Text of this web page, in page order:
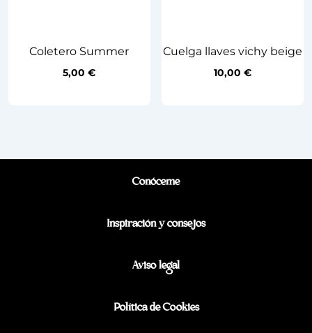
Coletero Summer
5,00€
Cuelga llaves vichy beige
10,00€
Conóceme
Inspiración y consejos
Aviso legal
Política de Cookies